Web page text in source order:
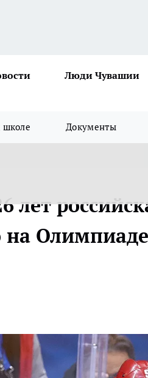
Люди Чувашии
школе Документы
лет
на Олимпиаде